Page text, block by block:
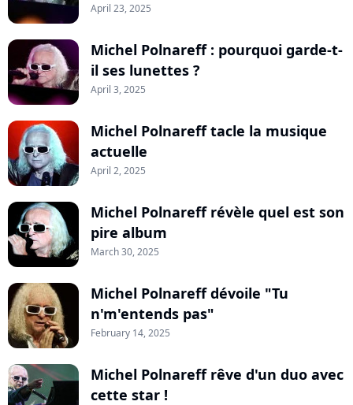
April 23, 2025
Michel Polnareff : pourquoi garde-t-
il ses lunettes ?
April 3, 2025
Michel Polnareff tacle la musique
actuelle
April 2, 2025
Michel Polnareff révèle quel est son
pire album
March 30, 2025
Michel Polnareff dévoile "Tu
n'm'entends pas"
February 14, 2025
Michel Polnareff rêve d'un duo avec
cette star !